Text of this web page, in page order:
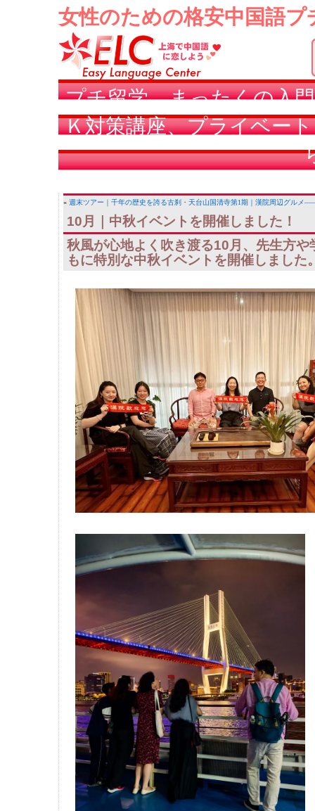
女性のための格安中国語
プチ留学、まったくの入
Ｋ対策講座、プライベー
« 週末ツアー｜千年の歴史を誇る古刹・天台山国清寺第1期｜漢院周辺グルメ
10月｜中秋イベントを開催しました！
秋風が心地よく吹き渡る10月、先生方や
もに特別な中秋イベントを開催しました